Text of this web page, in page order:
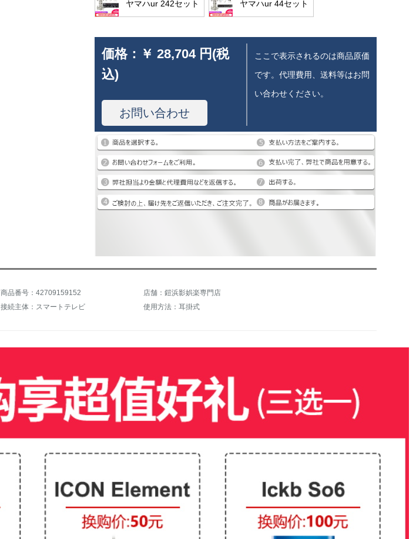
ヤマハur 242セット ヤマハur 44セット
価格： ￥ 28,704 円(税
込)
お問い合わせ
ここで表示されるのは商品原価
です。代理費用、送料等はお問
い合わせください。
商品番号：42709159152
店舗：鎧浜影娯楽専門店
接続主体：スマートテレビ 使用方法：耳掛式